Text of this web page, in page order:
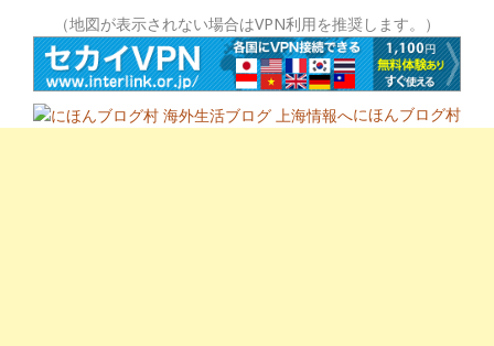
（地図が表示されない場合はVPN利用を推奨します。）
にほんブログ村